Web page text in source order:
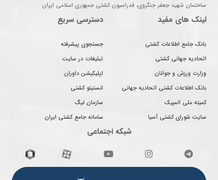
ساختمان شهید جعفر جنگروی، فدراسیون کشتی جمهوری اسلامی ایران
لینک های مفید
بانک جامع اطلاعات کشتی
اتحادیه جهانی کشتی
وزارت ورزش و جوانان
بانک اطلاعات کشتی اتحادیه جهانی
کمیته ملی المپیک
سایت شورای کشتی آسیا
دسترسی سریع
جستجوی پیشرفته
تبلیغات در سایت
اپلیکیشن داوران
انستیتو کشتی
سازمان لیگ
سامانه جامع کشتی ایران
شبکه اجتماعی